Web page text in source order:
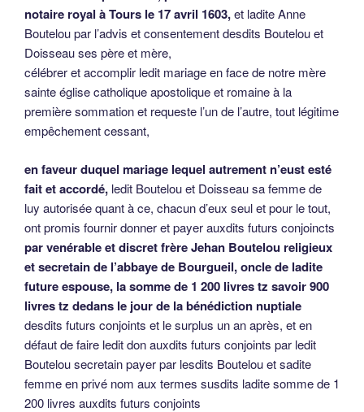
notaire royal à Tours le 17 avril 1603,et ladite Anne
Boutelou par l’advis et consentement desdits Boutelou et
Doisseau ses père et mère,
célébrer et accomplir ledit mariage en face de notre mère
sainte église catholique apostolique et romaine à la
première sommation et requeste l’un de l’autre, tout légitime
empêchement cessant,
en faveur duquel mariage lequel autrement n’eust esté
fait et accordé, ledit Boutelou et Doisseau sa femme de
luy autorisée quant à ce, chacun d’eux seul et pour le tout,
ont promis fournir donner et payer auxdits futurs conjoincts
par venérable et discret frère Jehan Boutelou religieux
et secretain de l’abbaye de Bourgueil, oncle de ladite
future espouse, la somme de 1 200 livres tz savoir 900
livres tz dedans le jour de la bénédiction nuptiale
desdits futurs conjoints et le surplus un an après, et en
défaut de faire ledit don auxdits futurs conjoints par ledit
Boutelou secretain payer par lesdits Boutelou et sadite
femme en privé nom aux termes susdits ladite somme de 1
200 livres auxdits futurs conjoints